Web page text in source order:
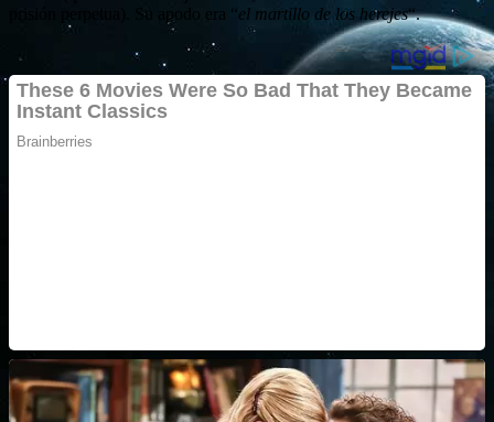
prisión perpetua). Su apodo era “el martillo de los herejes“.